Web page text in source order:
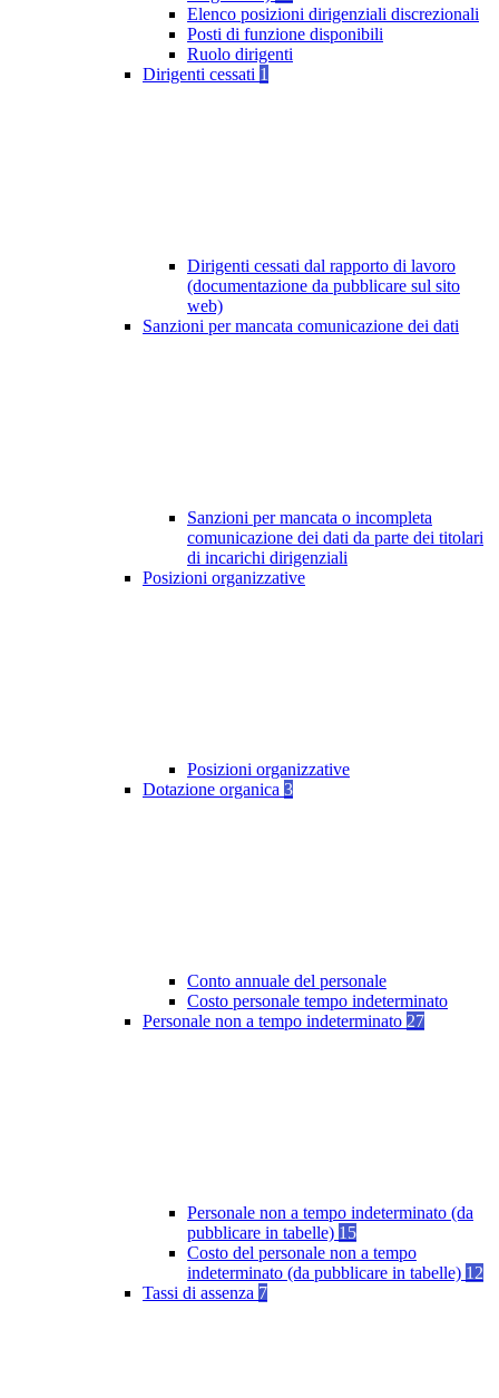
Elenco posizioni dirigenziali discrezionali
Posti di funzione disponibili
Ruolo dirigenti
Dirigenti cessati 1
Dirigenti cessati dal rapporto di lavoro
(documentazione da pubblicare sul sito
web)
Sanzioni per mancata comunicazione dei dati
Sanzioni per mancata o incompleta
comunicazione dei dati da parte dei titolari
di incarichi dirigenziali
Posizioni organizzative
Posizioni organizzative
Dotazione organica 3
Conto annuale del personale
Costo personale tempo indeterminato
Personale non a tempo indeterminato 27
Personale non a tempo indeterminato (da
pubblicare in tabelle) 15
Costo del personale non a tempo
indeterminato (da pubblicare in tabelle) 12
Tassi di assenza 7